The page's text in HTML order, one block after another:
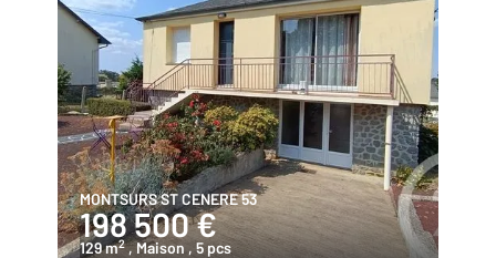
MONTSURS ST CENERE 53
198 500 €
129 m2 , Maison , 5 pcs